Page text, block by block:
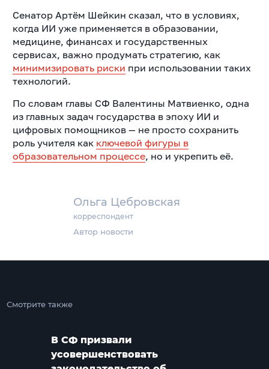
Ольга Цебровская
корреспондент
Автор новости
Сенатор Артём Шейкин сказал, что в условиях,
когда ИИ уже применяется в образовании,
медицине, финансах и государственных
сервисах, важно продумать стратегию, как
минимизировать риски при использовании таких
технологий.
По словам главы СФ Валентины Матвиенко, одна
из главных задач государства в эпоху ИИ и
цифровых помощников — не просто сохранить
роль учителя как ключевой фигуры в
образовательном процессе, но и укрепить её.
Смотрите также
В СФ призвали
усовершенствовать